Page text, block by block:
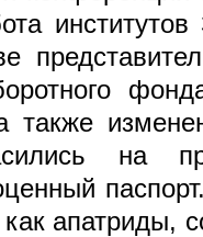
на
апатриды,